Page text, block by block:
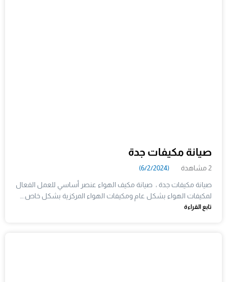
صيانة مكيفات جدة
2 مشاهدة (6/2/2024)
صيانة مكيفات جدة ، صيانة مكيف الهواء عنصر أساسي للعمل الفعال
لمكيفات الهواء بشكل عام ومكيفات الهواء المركزية بشكل خاص.…
تابع القراءة